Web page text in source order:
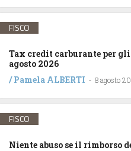
FISCO
Tax credit carburante per
agosto 2026
/Pamela ALBERTI - 8 agosto
FISCO
Niente abuso se il rimborso